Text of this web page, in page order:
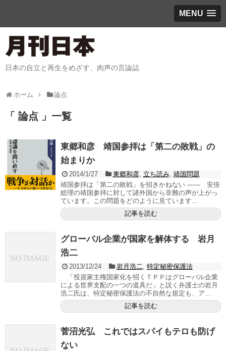
MENU
日本の自立と再生をめざす、肉声の言論誌
ホーム 論点
「 論点 」一覧
東郷和彦 靖国参拝は「第二の敗戦」の
始まりか
2014/1/27 東郷和彦, 立ち読み, 靖国問題
靖国参拝は「第二の敗戦」を招きかねない ―― 安倍
総理の靖国参拝に対して諸外国から非難の声が上がっ
ています。この問題をどのように見ています...
記事を読む
グローバル企業が国家を解体する 岩月
浩二
2013/12/24 岩月浩二, 特定秘密保護法
「投資家主権国家化を招くＴＰＰはグローバル企業
による世界支配の一つの道具だ」と説く弁護士の岩月
浩二氏は、特定秘密保護法の不自然な規定も、ア...
記事を読む
菅沼光弘 これではスパイもテロも防げ
ない